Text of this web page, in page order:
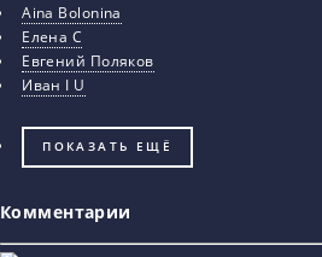
Aina Bolonina
Елена С
Евгений Поляков
Иван I U
ПОКАЗАТЬ ЕЩЁ
Комментарии